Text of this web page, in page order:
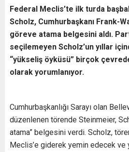
Federal Meclis’te ilk turda
Scholz, Cumhurbaşkanı Frank-
göreve atama belgesini aldı.
seçilemeyen Scholz’un yıllar
“yükseliş öyküsü” birçok
olarak yorumlanıyor.
Cumhurbaşkanlığı Sarayı olan
düzenlenen törende Steinmeier,
atama” belgesini verdi. Scholz,
Meclis’e giderek yemin edecek ve